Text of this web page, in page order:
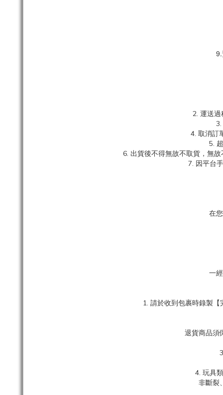
2. 運送過
4. 取消訂
5.
6. 出貨後不得無故不取貨，無
7. 因平台
在
一
1. 請於收到包裹時錄製
退貨商品須
4. 玩具
非斷裂